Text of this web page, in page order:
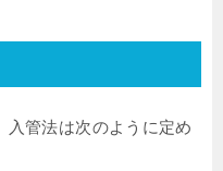
入管法は次のように定め